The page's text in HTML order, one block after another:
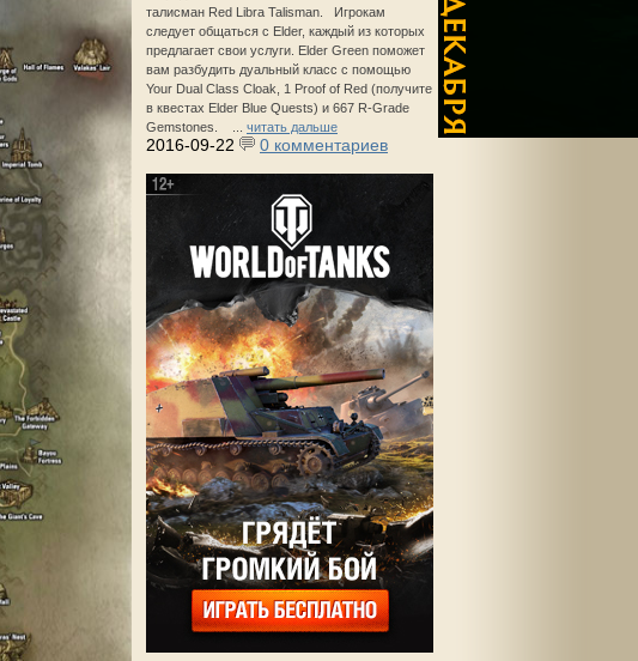
талисман Red Libra Talisman. Игрокам
следует общаться с Elder, каждый из которых
предлагает свои услуги. Elder Green поможет
вам разбудить дуальный класс с помощью
Your Dual Class Cloak, 1 Proof of Red (получите
в квестах Elder Blue Quests) и 667 R-Grade
Gemstones. ... читать дальше
2016-09-22 0 комментариев